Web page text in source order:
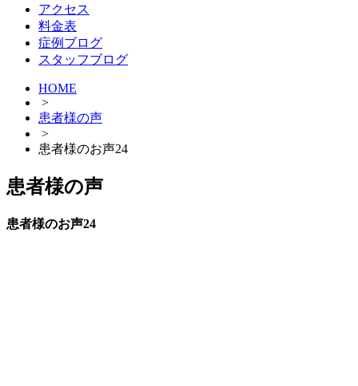
アクセス
料金表
症例ブログ
スタッフブログ
HOME
>
患者様の声
>
患者様のお声24
患者様の声
患者様のお声24